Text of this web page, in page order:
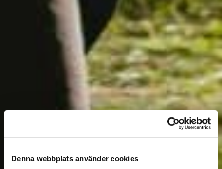
Denna webbplats använder cookies